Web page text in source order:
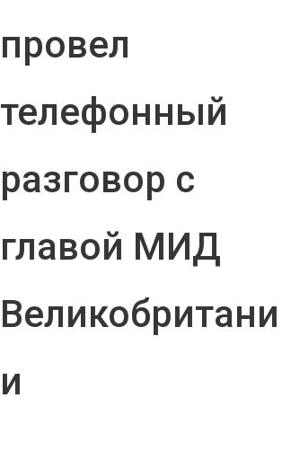
провел
телефонный
разговор с
главой МИД
Великобритани
и